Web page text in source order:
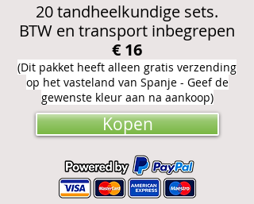
20 tandheelkundige sets.
BTW en transport inbegrepen
€ 16
(Dit pakket heeft alleen gratis verzending
op het vasteland van Spanje - Geef de
gewenste kleur aan na aankoop)
Kopen